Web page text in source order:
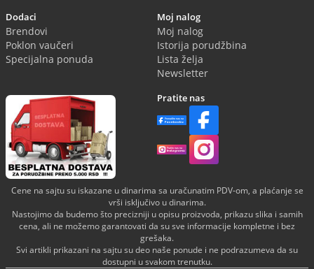
Dodaci
Brendovi
Poklon vaučeri
Specijalna ponuda
Moj nalog
Moj nalog
Istorija porudžbina
Lista želja
Newsletter
Pratite nas
Cene na sajtu su iskazane u dinarima sa uračunatim PDV-om, a plaćanje se
vrši isključivo u dinarima.
Nastojimo da budemo što precizniji u opisu proizvoda, prikazu slika i samih
cena, ali ne možemo garantovati da su sve informacije kompletne i bez
grešaka.
Svi artikli prikazani na sajtu su deo naše ponude i ne podrazumeva da su
dostupni u svakom trenutku.